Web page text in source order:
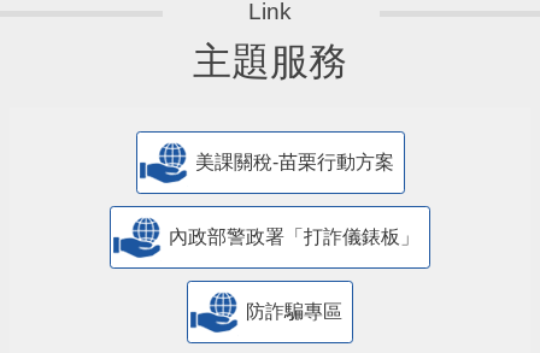
主題服務
美課關稅-苗栗行動方案
內政部警政署「打詐儀錶板」
防詐騙專區